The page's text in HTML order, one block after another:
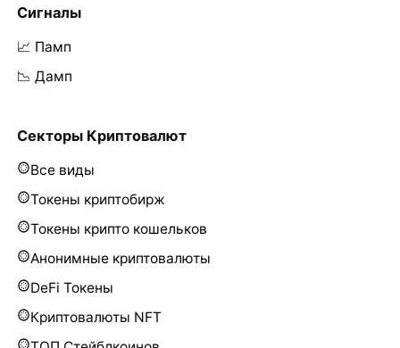
Сигналы
📈 Памп
📉 Дамп
Секторы Криптовалют
Все виды
Токены криптобирж
Токены крипто кошельков
Анонимные криптовалюты
DeFi Токены
Криптовалюты NFT